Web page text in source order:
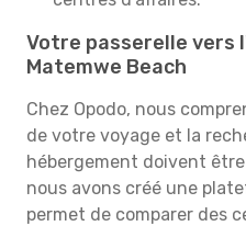
Votre passerelle
Matemwe Beach
Chez Opodo, nous
de votre voyage et la
hébergement doivent
nous avons créé une
permet de comparer des